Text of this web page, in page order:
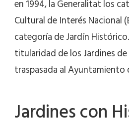
en 1994, la Generalitat los
Cultural de Interés Nacional
categoría de Jardín
titularidad de los Jardines
traspasada al Ayuntamiento
Jardines con